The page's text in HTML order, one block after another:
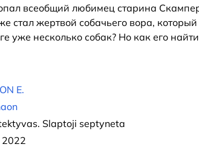
всеобщий любимец старина
стал жертвой собачьего вора, который
уже несколько собак? Но как его
E.
Slaptoji septyneta
2022